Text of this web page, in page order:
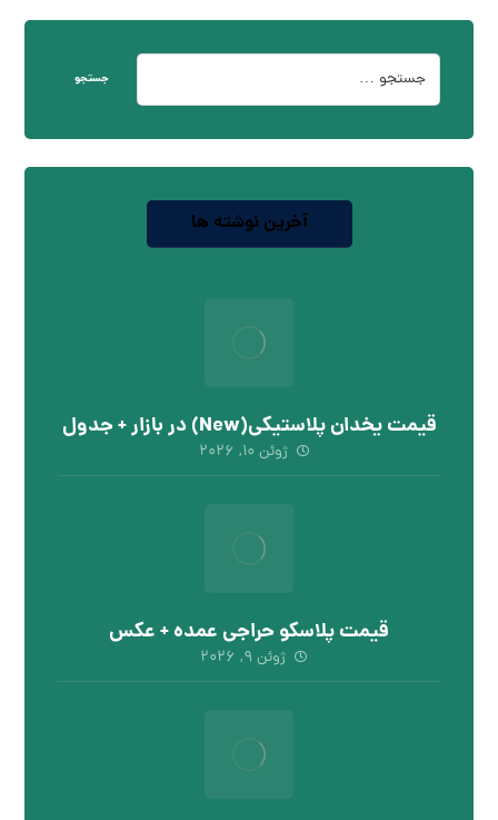
جستجو
آخرین نوشته ها
قیمت یخدان پلاستیکی(New) در بازار + جدول
ژوئن ۱۰, ۲۰۲۶
قیمت پلاسکو حراجی عمده + عکس
ژوئن ۹, ۲۰۲۶